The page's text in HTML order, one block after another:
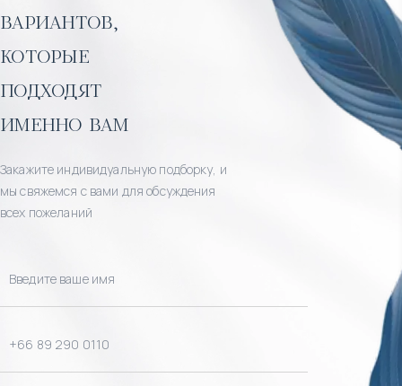
вариантов,
которые
подходят
именно вам
Закажите индивидуальную подборку, и
мы свяжемся с вами для обсуждения
всех пожеланий